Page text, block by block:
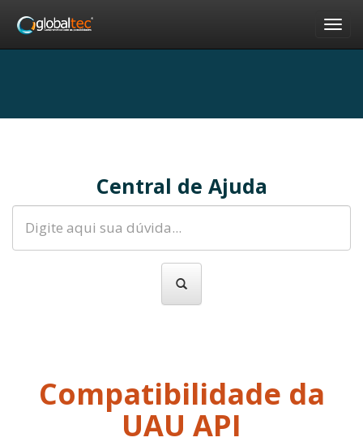
Central de Ajuda
Compatibilidade da
UAU API